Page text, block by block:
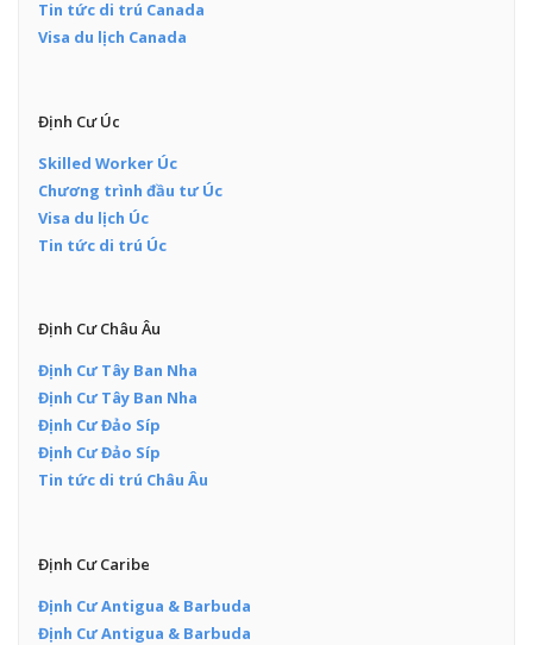
Tin tức di trú Canada
Visa du lịch Canada
Định Cư Úc
Skilled Worker Úc
Chương trình đầu tư Úc
Visa du lịch Úc
Tin tức di trú Úc
Định Cư Châu Âu
Định Cư Tây Ban Nha
Định Cư Tây Ban Nha
Định Cư Đảo Síp
Định Cư Đảo Síp
Tin tức di trú Châu Âu
Định Cư Caribe
Định Cư Antigua & Barbuda
Định Cư Antigua & Barbuda